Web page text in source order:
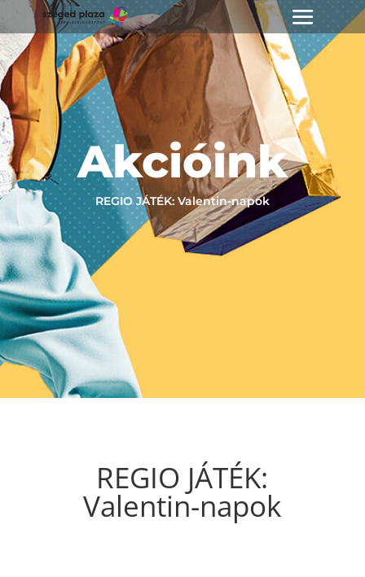
Akcióink
REGIO JÁTÉK: Valentin-napok
REGIO JÁTÉK:
Valentin-napok